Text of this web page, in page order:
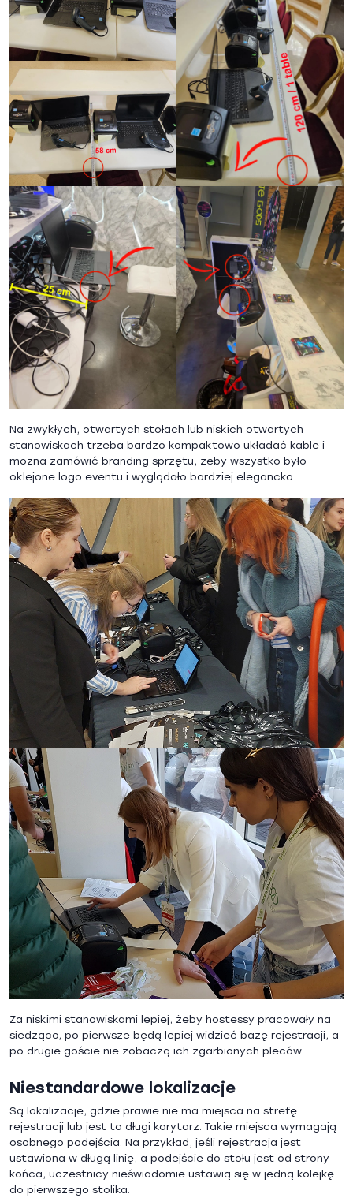
Na zwykłych, otwartych stołach lub niskich otwartych
stanowiskach trzeba bardzo kompaktowo układać kable i
można zamówić branding sprzętu, żeby wszystko było
oklejone logo eventu i wyglądało bardziej elegancko.
Za niskimi stanowiskami lepiej, żeby hostessy pracowały na
siedząco, po pierwsze będą lepiej widzieć bazę rejestracji, a
po drugie goście nie zobaczą ich zgarbionych pleców.
Niestandardowe lokalizacje
Są lokalizacje, gdzie prawie nie ma miejsca na strefę
rejestracji lub jest to długi korytarz. Takie miejsca wymagają
osobnego podejścia. Na przykład, jeśli rejestracja jest
ustawiona w długą linię, a podejście do stołu jest od strony
końca, uczestnicy nieświadomie ustawią się w jedną kolejkę
do pierwszego stolika.